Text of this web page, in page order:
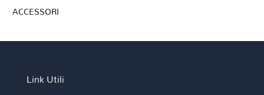
ACCESSORI
Link Utili